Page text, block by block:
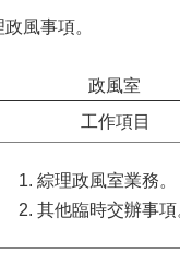
風事項。
工作項目
政風室
綜理政風室業務。
其他臨時交辦事項